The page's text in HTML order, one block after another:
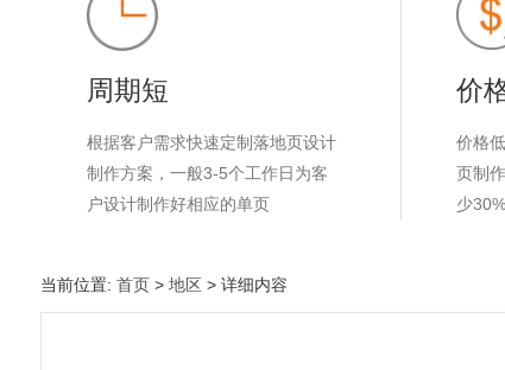
周期短
根据客户需求快速定制落地页设计
制作方案，一般3-5个工作日为客
户设计制作好相应的单页
价
价格
页制
少
当前位置: 首页> 地区> 详细内容